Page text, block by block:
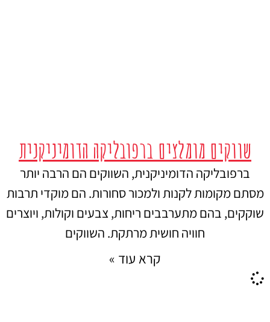
שווקים מומלצים ברפובליקה הדומיניקנית
ברפובליקה הדומיניקנית, השווקים הם הרבה יותר
מסתם מקומות לקנות ולמכור סחורות. הם מוקדי תרבות
שוקקים, בהם מתערבבים ריחות, צבעים וקולות, ויוצרים
חוויה חושית מרתקת. השווקים
קרא עוד »